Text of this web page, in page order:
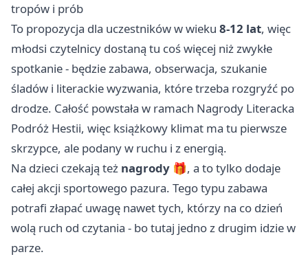
tropów i prób
To propozycja dla uczestników w wieku 8-12 lat, więc
młodsi czytelnicy dostaną tu coś więcej niż zwykłe
spotkanie - będzie zabawa, obserwacja, szukanie
śladów i literackie wyzwania, które trzeba rozgryźć po
drodze. Całość powstała w ramach Nagrody Literacka
Podróż Hestii, więc książkowy klimat ma tu pierwsze
skrzypce, ale podany w ruchu i z energią.
Na dzieci czekają też nagrody 🎁, a to tylko dodaje
całej akcji sportowego pazura. Tego typu zabawa
potrafi złapać uwagę nawet tych, którzy na co dzień
wolą ruch od czytania - bo tutaj jedno z drugim idzie w
parze.